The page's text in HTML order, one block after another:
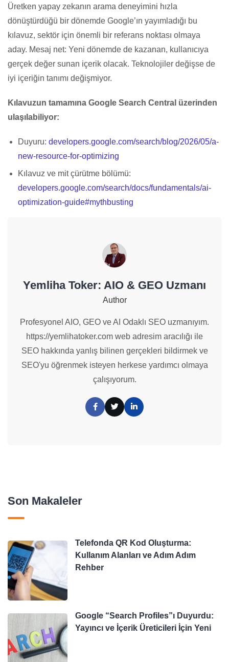
Üretken yapay zekanın arama deneyimini hızla
dönüştürdüğü bir dönemde Google’ın yayımladığı bu
kılavuz, sektör için önemli bir referans noktası olmaya
aday. Mesaj net: Yeni dönemde de kazanan, kullanıcıya
gerçek değer sunan içerik olacak. Teknolojiler değişse de
iyi içeriğin tanımı değişmiyor.
Kılavuzun tamamına Google Search Central üzerinden
ulaşılabiliyor:
Duyuru: developers.google.com/search/blog/2026/05/a-
new-resource-for-optimizing
Kılavuz ve mit çürütme bölümü:
developers.google.com/search/docs/fundamentals/ai-
optimization-guide#mythbusting
Yemliha Toker: AIO & GEO Uzmanı
Author
Profesyonel AIO, GEO ve AI Odaklı SEO uzmanıyım.
https://yemlihatoker.com web adresim aracılığı ile
SEO hakkında yanlış bilinen gerçekleri bildirmek ve
SEO'yu öğrenmek isteyen herkese yardımcı olmaya
çalışıyorum.
Son Makaleler
Telefonda QR Kod Oluşturma:
Kullanım Alanları ve Adım Adım
Rehber
Google “Search Profiles”ı Duyurdu:
Yayıncı ve İçerik Üreticileri İçin Yeni